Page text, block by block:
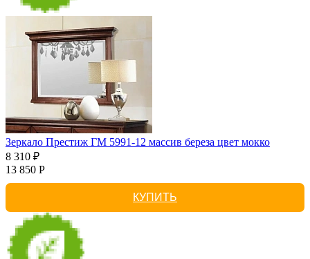
Зеркало Престиж ГМ 5991-12 массив береза цвет мокко
8 310 ₽
13 850 Р
КУПИТЬ